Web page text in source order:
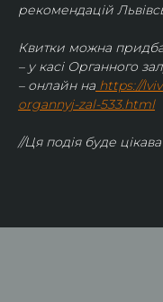
рекомендацій
Квитки можна
– у касі Органного
– онлайн на https://
organnyj-zal-533.html
//Ця подія буде цікава